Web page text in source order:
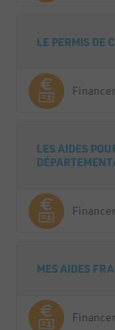
LE PERMIS DE
LES AIDES
MES AIDES